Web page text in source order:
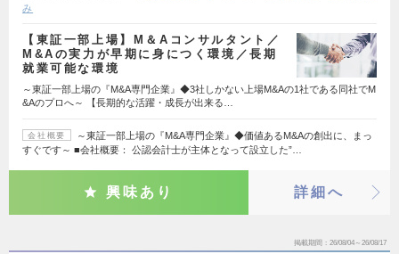
み
【東証一部上場】M＆Aコンサルタント／
M&Aの実力が早期に身につく環境／長期
就業可能な環境
～東証一部上場の『M&A専門企業』◆3社しかない上場M&Aの1社である同社でM
&Aのプロへ～ 【長期的な活躍・成長が出来る…
会社概要
～東証一部上場の『M&A専門企業』◆価値あるM&Aの創出に、まっ
すぐです～ ■会社概要： 公認会計士が主体となって設立した”…
興味あり 詳細へ
掲載期間 26/08/04～26/08/17